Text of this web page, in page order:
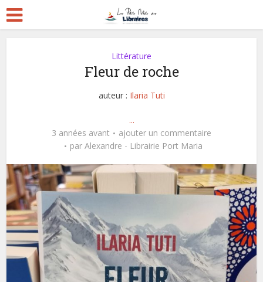
Littérature
Fleur de roche
auteur : Ilaria Tuti
...
3 années avant
ajouter un commentaire
par Alexandre - Librairie Port Maria